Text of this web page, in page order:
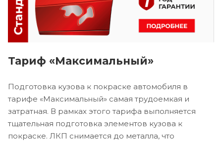
Тариф «Максимальный»
Подготовка кузова к покраске автомобиля в
тарифе «Максимальный» самая трудоемкая и
затратная. В рамках этого тарифа выполняется
тщательная подготовка элементов кузова к
покраске. ЛКП снимается до металла, что